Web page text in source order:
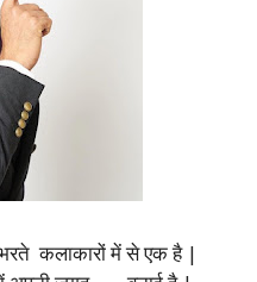
कलाकारों में से एक है |